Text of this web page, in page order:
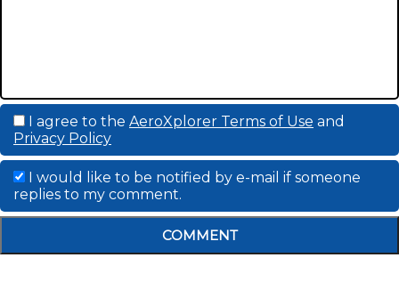
I agree to the AeroXplorer Terms of Use and
Privacy Policy
I would like to be notified by e-mail if someone
replies to my comment.
COMMENT